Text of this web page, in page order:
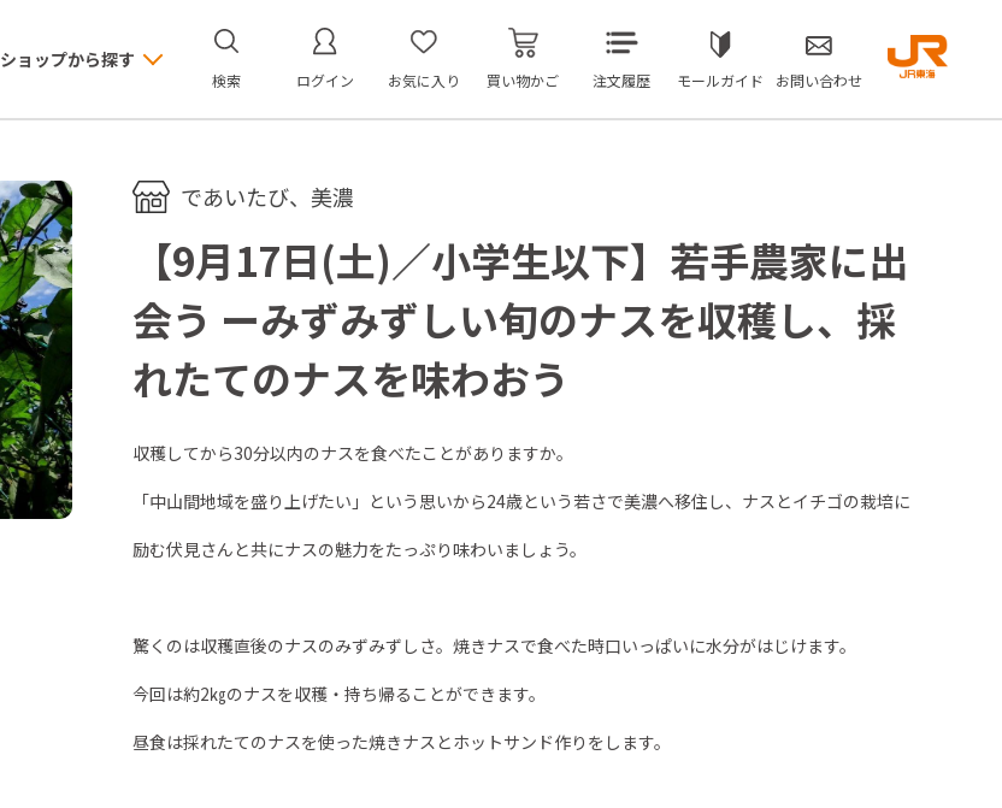
ショップから探す
検索 ログイン お気に入り 買い物かご 注文履歴 モールガイド お問い合わせ
であいたび、美濃
【9月17日(土)／小学生以下】若手農家に出
会う ーみずみずしい旬のナスを収穫し、採
れたてのナスを味わおう
収穫してから30分以内のナスを食べたことがありますか。
「中山間地域を盛り上げたい」という思いから24歳という若さで美濃へ移住し、ナスとイチゴの栽培に
励む伏見さんと共にナスの魅力をたっぷり味わいましょう。
驚くのは収穫直後のナスのみずみずしさ。焼きナスで食べた時口いっぱいに水分がはじけます。
今回は約2㎏のナスを収穫・持ち帰ることができます。
昼食は採れたてのナスを使った焼きナスとホットサンド作りをします。